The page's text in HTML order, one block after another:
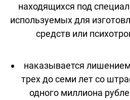
находящихся под
используемых для
средств или
наказывается
трех до семи лет со
одного миллиона